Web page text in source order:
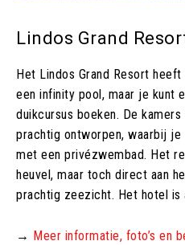
Lindos Grand
Het Lindos Grand Resort
een infinity pool, maar je kunt
duikcursus boeken. De
prachtig ontworpen, waarbij
met een privézwembad. Het
heuvel, maar toch direct aan
prachtig zeezicht. Het hotel is
→ Meer informatie, foto’s en